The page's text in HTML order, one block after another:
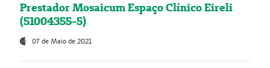
Prestador Mosaicum Espaço Clínico Eireli
(51004355-5)
07 de Maio de 2021